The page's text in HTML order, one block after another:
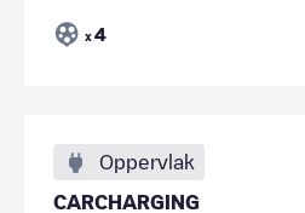
x 4
Oppervlak
CARCHARGING